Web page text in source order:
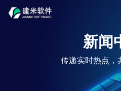
新闻
传递实时热点，